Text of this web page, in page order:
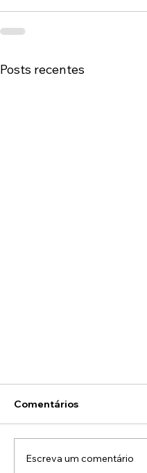
Posts recentes
Comentários
Escreva um comentário